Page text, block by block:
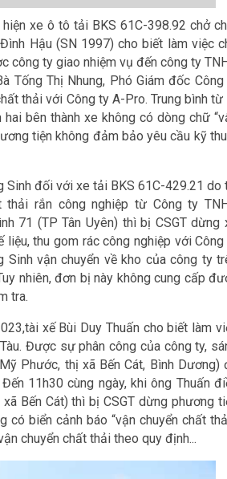
xe ô tô tải BKS 61C-398.92 chở
Hậu (SN 1997) cho biết làm việc
công ty giao nhiệm vụ đến công ty
Tống Thị Nhung, Phó Giám đốc
thải với Công ty A-Pro. Trung bình từ
bên thành xe không có dòng chữ
tiện không đảm bảo yêu cầu kỹ
Sinh đối với xe tải BKS 61C-429.21 do
thải rắn công nghiệp từ Công ty
71 (TP Tân Uyên) thì bị CSGT dừng
thu gom rác công nghiệp với
vận chuyển về kho của công ty
nhiên, đơn bị này không cung cấp
tra.
xế Bùi Duy Thuấn cho biết làm
Được sự phân công của công ty,
Phước, thị xã Bến Cát, Bình Dương)
11h30 cùng ngày, khi ông Thuấn
Bến Cát) thì bị CSGT dừng phương
biển cảnh báo “vận chuyển chất
chuyển chất thải theo quy định...